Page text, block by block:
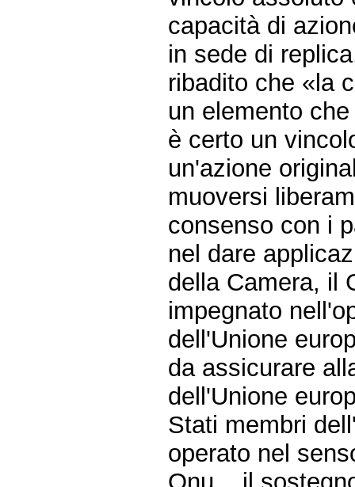
capacità di
in sede di
ribadito che «la
un elemento
è certo un
un'azione
muoversi
consenso con i
nel dare
della Camera, il
impegnato
dell'Unione
da assicurare
dell'Unione
Stati membri
operato nel